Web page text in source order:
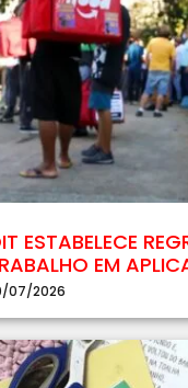
ESTABELECE
EM
07/2026